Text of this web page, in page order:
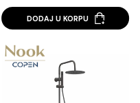
Baterija i usponski
COPEN NOOK mat
okrugli set
25.010,00 RSD /